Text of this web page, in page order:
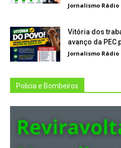
Jornalismo Rádio
Vitória dos
avanço da PEC
Jornalismo Rádio
Policia e Bombeiros